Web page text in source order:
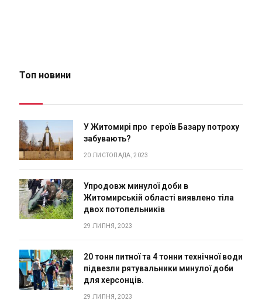
Топ новини
У Житомирі про героїв Базару потроху
забувають?
20 ЛИСТОПАДА, 2023
Упродовж минулої доби в
Житомирській області виявлено тіла
двох потопельників
29 ЛИПНЯ, 2023
20 тонн питної та 4 тонни технічної води
підвезли рятувальники минулої доби
для херсонців.
29 ЛИПНЯ, 2023